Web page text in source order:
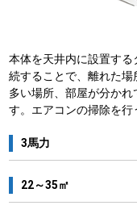
本体を天井内に設置す
続することで、離れた
多い場所、部屋が分か
す。エアコンの掃除を行
3馬力
22～35㎡